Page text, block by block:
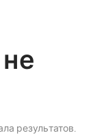
результатов.